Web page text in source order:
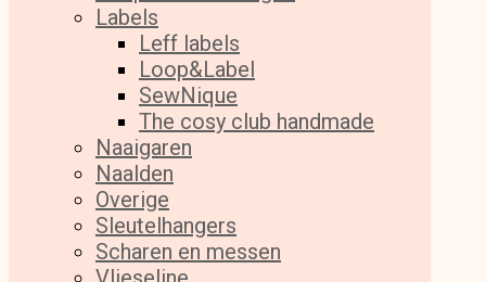
Labels
Leff labels
Loop&Label
SewNique
The cosy club handmade
Naaigaren
Naalden
Overige
Sleutelhangers
Scharen en messen